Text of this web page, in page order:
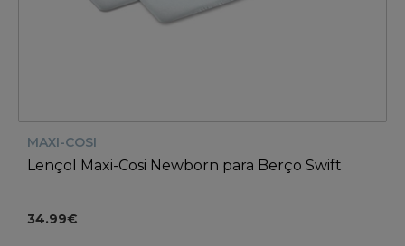
MAXI-COSI
Lençol Maxi-Cosi Newborn para Berço Swift
34.99€